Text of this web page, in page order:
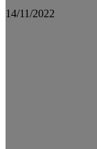
14/11/2022